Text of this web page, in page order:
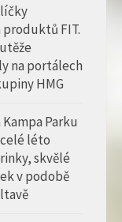
FIT.
na portálech
HMG
Parku
léto
skvělé
v podobě